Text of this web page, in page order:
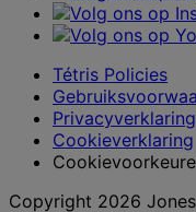
Tétris Policies
Privacyverklaring
Cookieverklaring
Copyright 2026